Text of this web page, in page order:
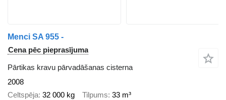
Menci SA 955 -
Cena pēc pieprasījuma
Pārtikas kravu pārvadāšanas cisterna
2008
Celtspēja 32 000 kg Tilpums 33 m³